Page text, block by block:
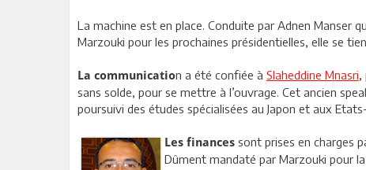
La machine est en place. Conduite par Adnen Manser
Marzouki pour les prochaines présidentielles, elle se
La communication a été confiée à Slaheddine Mnasri,
sans solde, pour se mettre à l’ouvrage. Cet ancien
poursuivi des études spécialisées au Japon et aux
Les finances sont prises en charges
Dûment mandaté par Marzouki pour